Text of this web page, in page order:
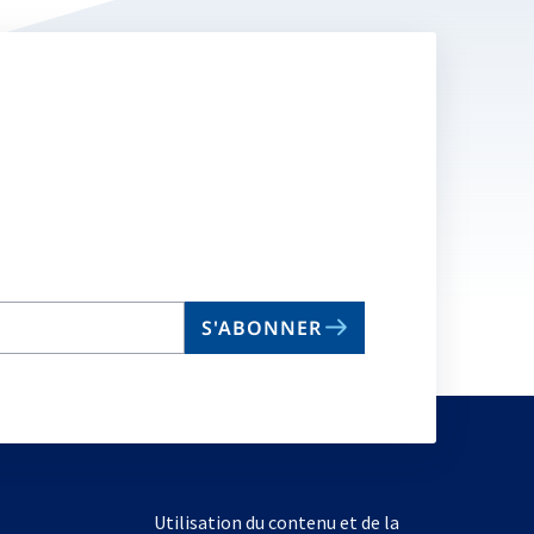
S'ABONNER
Utilisation du contenu et de la